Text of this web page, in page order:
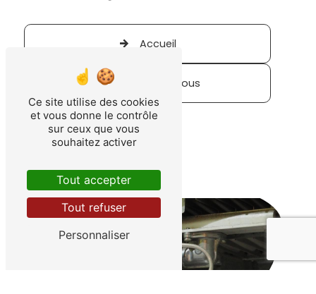
Accueil
Contactez-nous
Ce site utilise des cookies
et vous donne le contrôle
sur ceux que vous
souhaitez activer
Tout accepter
Tout refuser
Personnaliser